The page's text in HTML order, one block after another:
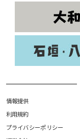
情報提供
利用規約
プライバシーポリシー